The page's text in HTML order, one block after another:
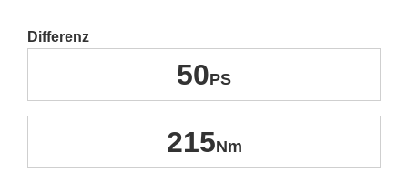
Differenz
50
215